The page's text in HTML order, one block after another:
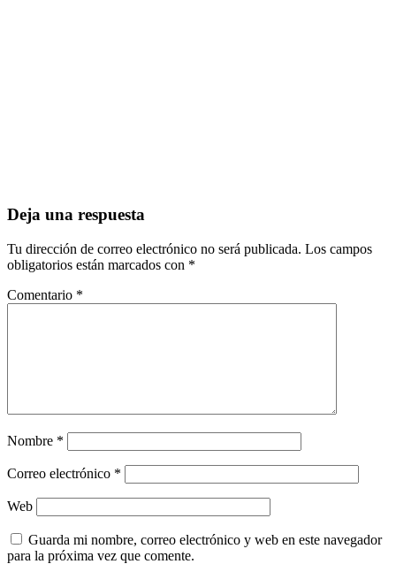
Deja una respuesta
Tu dirección de correo electrónico no será publicada. Los campos
obligatorios están marcados con *
Comentario *
Nombre *
Correo electrónico *
Web
Guarda mi nombre, correo electrónico y web en este navegador
para la próxima vez que comente.